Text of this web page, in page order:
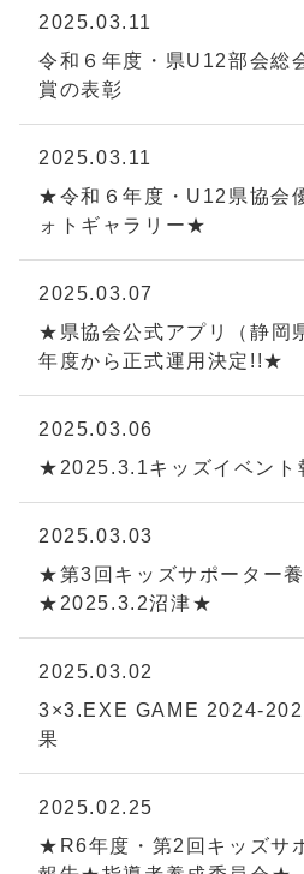
2025.03.11
令和６年度・県U12部会総
賞の表彰
2025.03.11
★令和６年度・U12県協会
ォトギャラリー★
2025.03.07
★県協会公式アプリ（静岡
年度から正式運用決定!!★
2025.03.06
★2025.3.1キッズイベン
2025.03.03
★第3回キッズサポーター
★2025.3.2沼津★
2025.03.02
3×3.EXE GAME 2024-
果
2025.02.25
★R6年度・第2回キッズサ